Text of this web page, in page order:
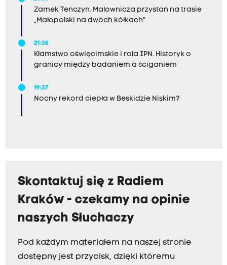
Zamek Tenczyn. Malownicza przystań na trasie
„Małopolski na dwóch kółkach”
21:38
Kłamstwo oświęcimskie i rola IPN. Historyk o
granicy między badaniem a ściganiem
19:37
Nocny rekord ciepła w Beskidzie Niskim?
Skontaktuj się z Radiem
Kraków - czekamy na opinie
naszych Słuchaczy
Pod każdym materiałem na naszej stronie
dostępny jest przycisk, dzięki któremu